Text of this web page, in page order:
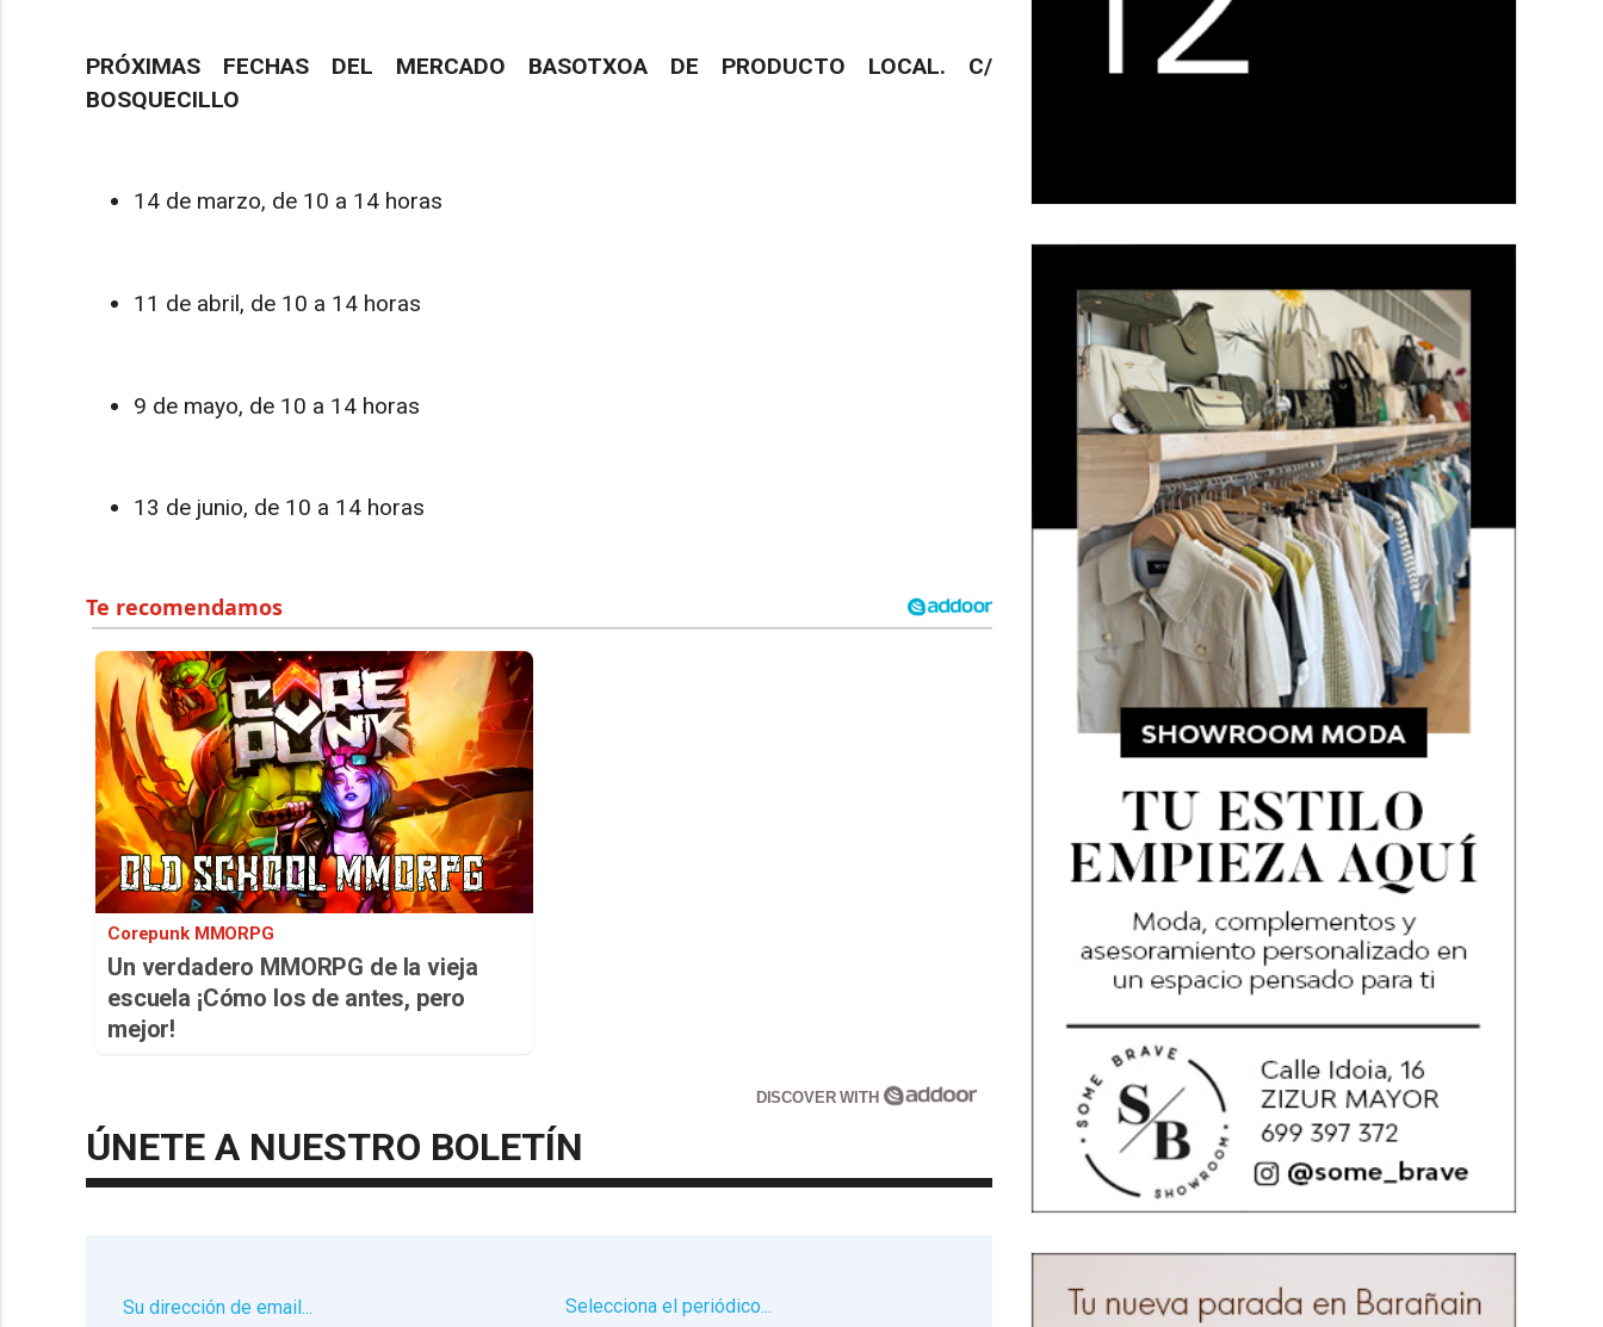
PRÓXIMAS FECHAS DEL MERCADO BASOTXOA DE PRODUCTO LOCAL. C/
BOSQUECILLO
14 de marzo, de 10 a 14 horas
11 de abril, de 10 a 14 horas
9 de mayo, de 10 a 14 horas
13 de junio, de 10 a 14 horas
Corepunk MMORPG
Un verdadero MMORPG de la vieja
escuela ¡Cómo los de antes, pero
mejor!
DISCOVER WITH
ÚNETE A NUESTRO BOLETÍN